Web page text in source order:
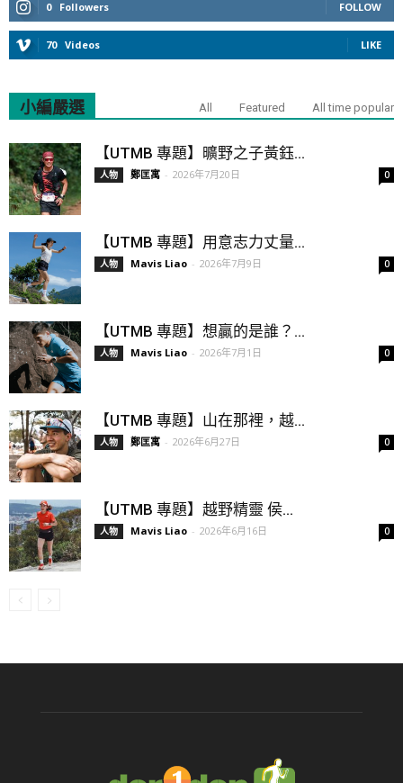
0 Followers FOLLOW
70 Videos LIKE
小編嚴選 All Featured All time popular
【UTMB 專題】曠野之子黃鈺...
人物 鄭匡寓 - 2026年7月20日 0
【UTMB 專題】用意志力丈量...
人物 Mavis Liao - 2026年7月9日 0
【UTMB 專題】想贏的是誰？...
人物 Mavis Liao - 2026年7月1日 0
【UTMB 專題】山在那裡，越...
人物 鄭匡寓 - 2026年6月27日 0
【UTMB 專題】越野精靈 侯...
人物 Mavis Liao - 2026年6月16日 0